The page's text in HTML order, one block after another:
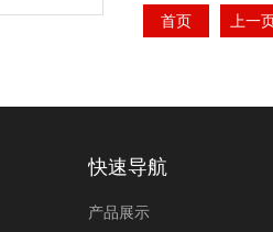
首页 上一
快速导航
产品展示